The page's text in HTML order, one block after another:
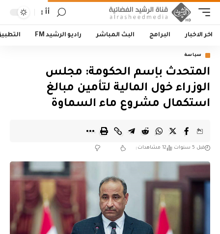
أأ
اخر الاخبار البرامج البث المباشر راديو الرشيد FM
سياسة
المتحدث بإسم الحكومة: مجلس
الوزراء خول المالية لتأمين مبالغ
استكمال مشروع ماء السماوة
قبل 5 سنوات 12 مشاهدات